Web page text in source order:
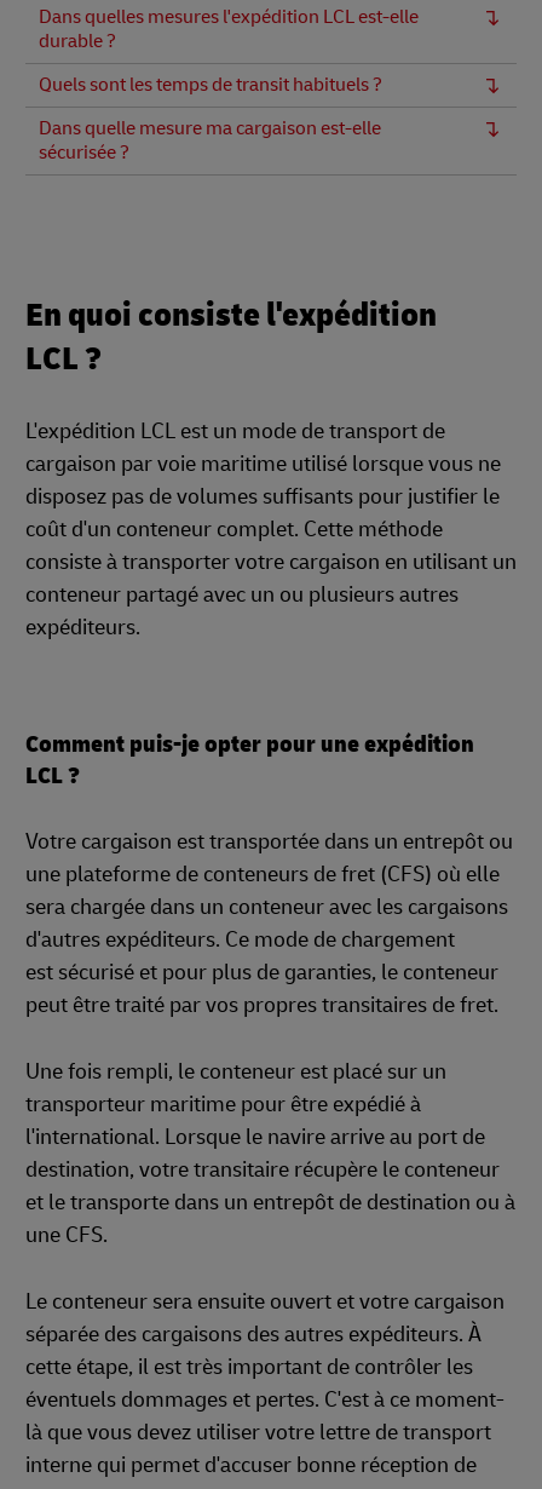
Dans quelles mesures l'expédition LCL est-elle
durable ?
Quels sont les temps de transit habituels ?
Dans quelle mesure ma cargaison est-elle
sécurisée ?
En quoi consiste l'expédition
LCL ?
L'expédition LCL est un mode de transport de
cargaison par voie maritime utilisé lorsque vous ne
disposez pas de volumes suffisants pour justifier le
coût d'un conteneur complet. Cette méthode
consiste à transporter votre cargaison en utilisant un
conteneur partagé avec un ou plusieurs autres
expéditeurs.
Comment puis-je opter pour une expédition
LCL ?
Votre cargaison est transportée dans un entrepôt ou
une plateforme de conteneurs de fret (CFS) où elle
sera chargée dans un conteneur avec les cargaisons
d'autres expéditeurs. Ce mode de chargement
est sécurisé et pour plus de garanties, le conteneur
peut être traité par vos propres transitaires de fret.
Une fois rempli, le conteneur est placé sur un
transporteur maritime pour être expédié à
l'international. Lorsque le navire arrive au port de
destination, votre transitaire récupère le conteneur
et le transporte dans un entrepôt de destination ou à
une CFS.
Le conteneur sera ensuite ouvert et votre cargaison
séparée des cargaisons des autres expéditeurs. À
cette étape, il est très important de contrôler les
éventuels dommages et pertes. C'est à ce moment-
là que vous devez utiliser votre lettre de transport
interne qui permet d'accuser bonne réception de